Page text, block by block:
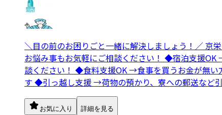
＼目の前のお困りごと一緒に解決しましょう！／ 京
お悩み事もお気軽にご相談ください！ ◆宿泊支援
談ください！ ◆食料支援OK →食事を買うお金が無
す ◆引っ越し支援 →荷物の預かり、寮への郵送など
お気に入り 詳細を見る